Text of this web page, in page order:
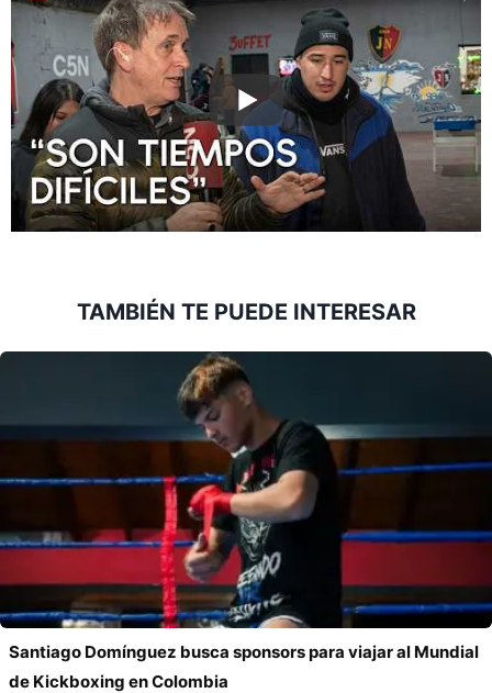
TAMBIÉN TE PUEDE INTERESAR
Santiago Domínguez busca sponsors para viajar al Mundial
de Kickboxing en Colombia